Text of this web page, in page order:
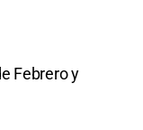
Febrero y